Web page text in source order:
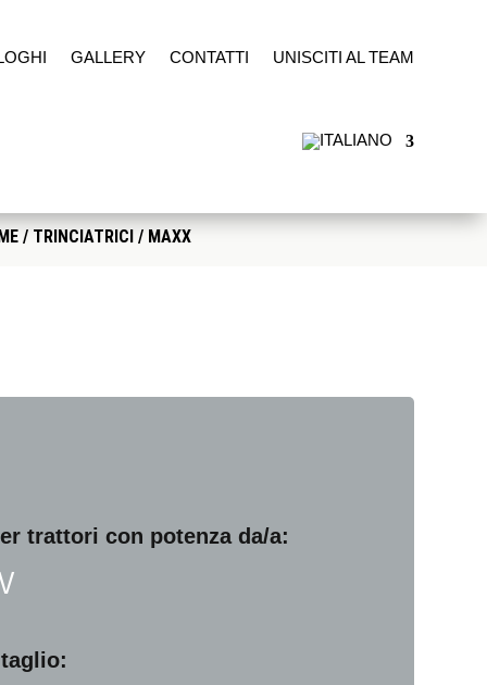
GALLERY CONTATTI UNISCITI AL TEAM
/ TRINCIATRICI/ MAXX
trattori con potenza da/a: